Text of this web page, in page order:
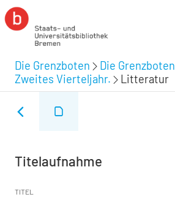
Die Grenzboten Die Grenzboten
Zweites Vierteljahr.
Litteratur
Titelaufnahme
TITEL